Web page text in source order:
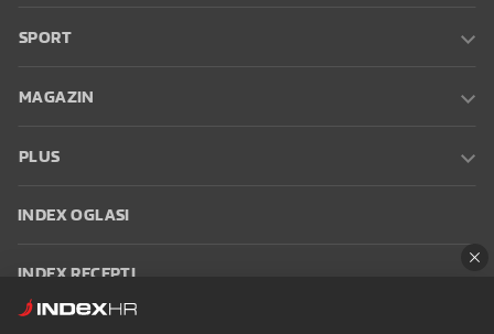
SPORT
MAGAZIN
PLUS
INDEX OGLASI
INDEX RECEPTI